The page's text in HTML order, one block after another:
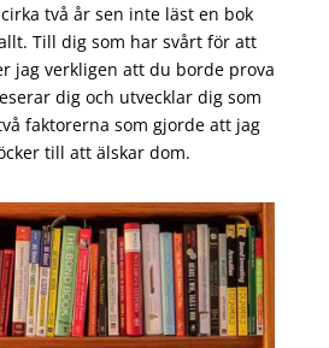
två år sen inte läst en bok
Till dig som har svårt för att
jag verkligen att du borde prova
dig och utvecklar dig som
faktorerna som gjorde att jag
till att älskar dom.